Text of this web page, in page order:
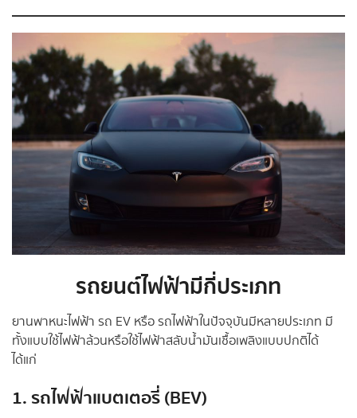
รถยนต์ไฟฟ้ามีกี่ประเภท
ยานพาหนะไฟฟ้า รถ EV หรือ รถไฟฟ้าในปัจจุบันมีหลายประเภท มี
ทั้งแบบใช้ไฟฟ้าล้วนหรือใช้ไฟฟ้าสลับน้ำมันเชื้อเพลิงแบบปกติได้
ได้แก่
1. รถไฟฟ้าแบตเตอรี่ (BEV)